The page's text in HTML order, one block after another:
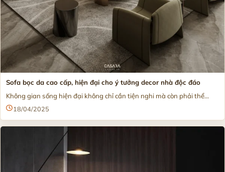
Sofa bọc da cao cấp, hiện đại cho ý tưởng decor nhà độc đáo
Không gian sống hiện đại không chỉ cần tiện nghi mà còn phải thể...
18/04/2025